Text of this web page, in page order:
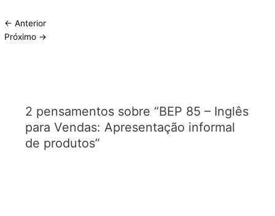
← Anterior
Próximo →
2 pensamentos sobre “BEP 85 – Inglês
para Vendas: Apresentação informal
de produtos”